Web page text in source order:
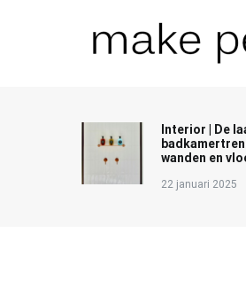
Interior | De
wanden en
22 januari 2025